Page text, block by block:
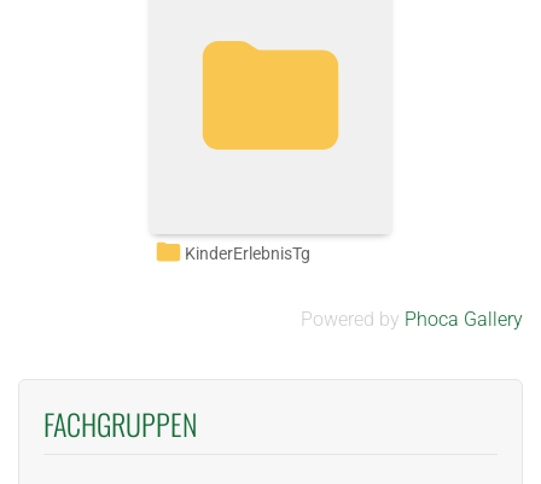
KinderErlebnisTg
Powered by Phoca Gallery
FACHGRUPPEN